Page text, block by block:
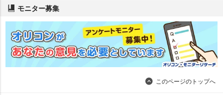
モニター募集
このページのトップへ